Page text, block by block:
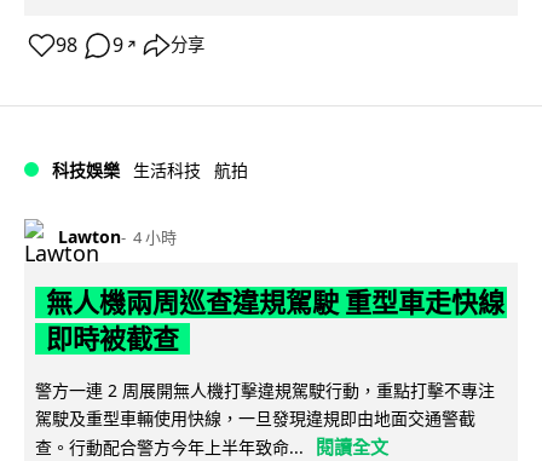
98 9 ↗ 分享
科技娛樂 生活科技 航拍
Lawton 4 小時
無人機兩周巡查違規駕駛 重型車走快線
即時被截查
警方一連 2 周展開無人機打擊違規駕駛行動，重點打擊不專注
駕駛及重型車輛使用快線，一旦發現違規即由地面交通警截
查。行動配合警方今年上半年致命...
閱讀全文